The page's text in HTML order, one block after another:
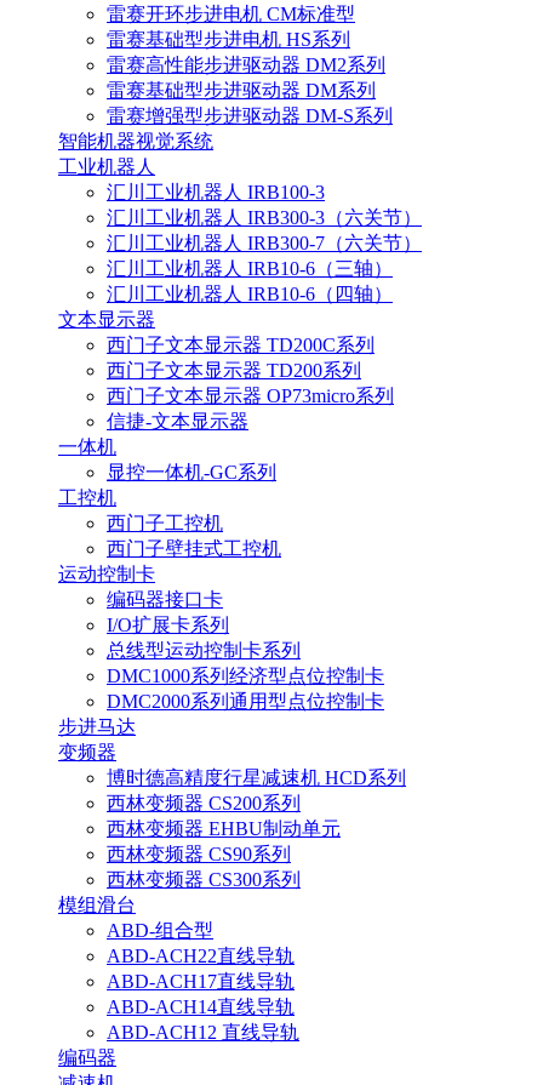
雷赛开环步进电机 CM标准型
雷赛基础型步进电机 HS系列
雷赛高性能步进驱动器 DM2系列
雷赛基础型步进驱动器 DM系列
雷赛增强型步进驱动器 DM-S系列
智能机器视觉系统
工业机器人
汇川工业机器人 IRB100-3
汇川工业机器人 IRB300-3（六关节）
汇川工业机器人 IRB300-7（六关节）
汇川工业机器人 IRB10-6（三轴）
汇川工业机器人 IRB10-6（四轴）
文本显示器
西门子文本显示器 TD200C系列
西门子文本显示器 TD200系列
西门子文本显示器 OP73micro系列
信捷-文本显示器
一体机
显控一体机-GC系列
工控机
西门子工控机
西门子壁挂式工控机
运动控制卡
编码器接口卡
I/O扩展卡系列
总线型运动控制卡系列
DMC1000系列经济型点位控制卡
DMC2000系列通用型点位控制卡
步进马达
变频器
博时德高精度行星减速机 HCD系列
西林变频器 CS200系列
西林变频器 EHBU制动单元
西林变频器 CS90系列
西林变频器 CS300系列
模组滑台
ABD-组合型
ABD-ACH22直线导轨
ABD-ACH17直线导轨
ABD-ACH14直线导轨
ABD-ACH12 直线导轨
编码器